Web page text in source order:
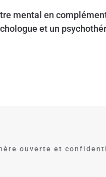
mental en
et un
ouverte et